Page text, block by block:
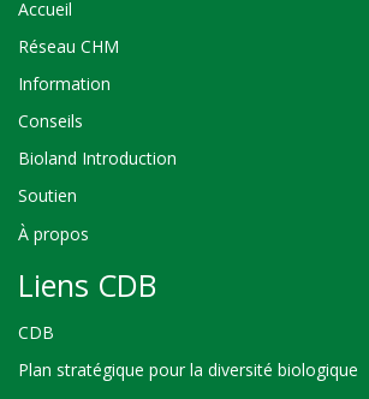
Accueil
Réseau CHM
Information
Conseils
Bioland Introduction
Soutien
À propos
Liens CDB
CDB
Plan stratégique pour la diversité biologique